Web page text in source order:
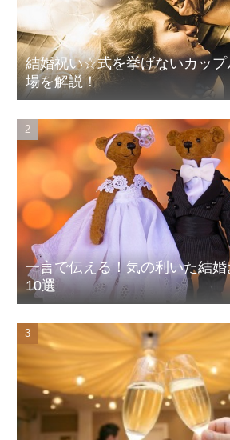
結婚祝い☆式を挙げないカップ
場を解説！
一言で伝える！気の利いた結
10選